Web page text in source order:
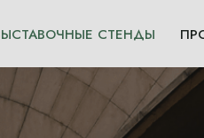
СТЕНДЫ